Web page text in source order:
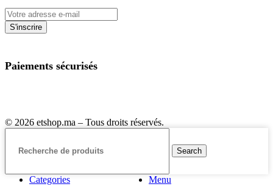
Paiements sécurisés
© 2026 etshop.ma – Tous droits réservés.
Search
Menu
Categories